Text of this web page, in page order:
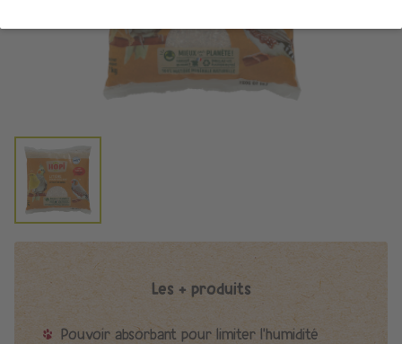
Les + produits
Pouvoir absorbant pour limiter l'humidité